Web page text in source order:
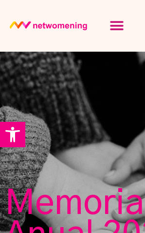
Abrir barra de
Memoria